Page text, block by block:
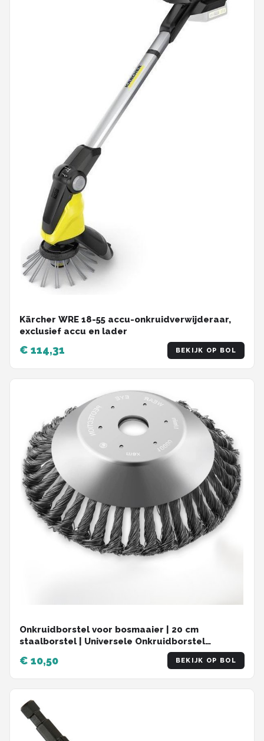
Kärcher WRE 18-55 accu-onkruidverwijderaar,
exclusief accu en lader
€ 114,31 BEKIJK OP BOL
Onkruidborstel voor bosmaaier | 20 cm
staalborstel | Universele Onkruidborstel
Onkruidverwijderaar - Voegenborstel -
Grastrimmer
€ 10,50 BEKIJK OP BOL